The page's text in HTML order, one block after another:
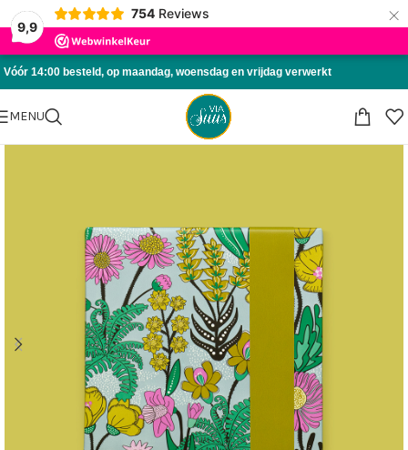
9,9
754 Reviews ×
Skip to navigation
Skip to main content
Vóór 14:00 besteld, op maandag, woensdag en vrijdag verwerkt
MENU